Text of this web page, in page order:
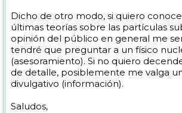
Dicho de otro modo, si quiero
últimas teorías sobre las partículas
opinión del público en general me
tendré que preguntar a un físico
(asesoramiento). Si no quiero
de detalle, posiblemente me valga
divulgativo (información).
Saludos,